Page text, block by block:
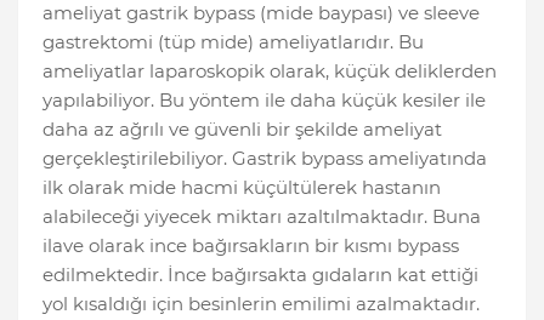
ameliyat gastrik bypass (mide baypası) ve sleeve
gastrektomi (tüp mide) ameliyatlarıdır. Bu
ameliyatlar laparoskopik olarak, küçük deliklerden
yapılabiliyor. Bu yöntem ile daha küçük kesiler ile
daha az ağrılı ve güvenli bir şekilde ameliyat
gerçekleştirilebiliyor. Gastrik bypass ameliyatında
ilk olarak mide hacmi küçültülerek hastanın
alabileceği yiyecek miktarı azaltılmaktadır. Buna
ilave olarak ince bağırsakların bir kısmı bypass
edilmektedir. İnce bağırsakta gıdaların kat ettiği
yol kısaldığı için besinlerin emilimi azalmaktadır.